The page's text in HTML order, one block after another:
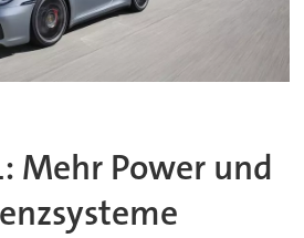
Mehr Power und